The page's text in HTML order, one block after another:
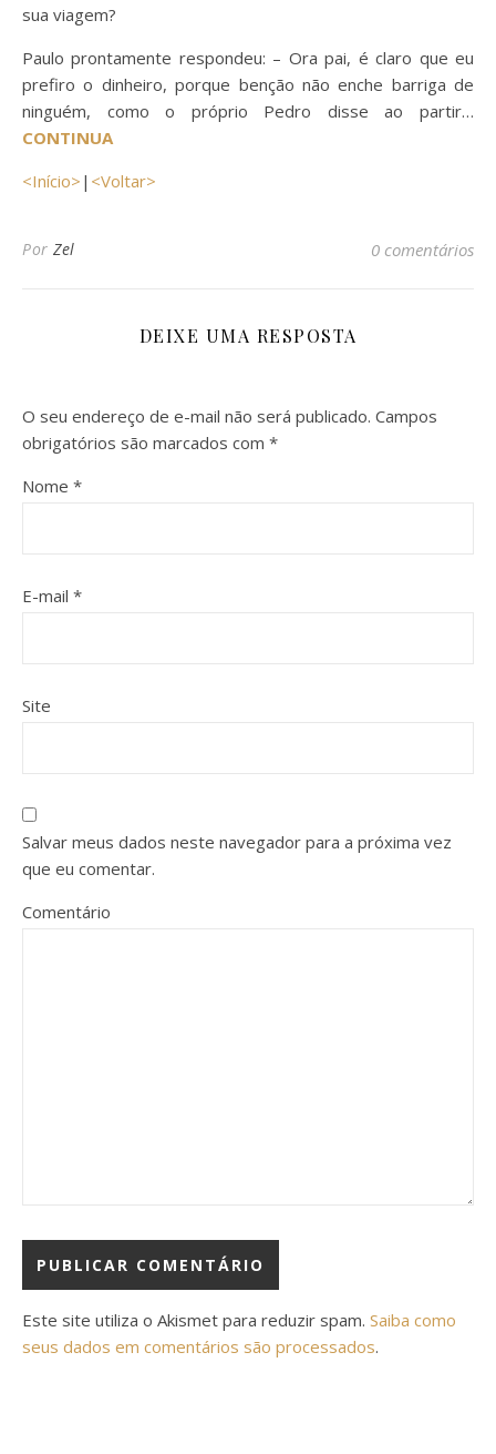
sua viagem?
Paulo prontamente respondeu: – Ora pai, é claro que eu
prefiro o dinheiro, porque benção não enche barriga de
ninguém, como o próprio Pedro disse ao partir…
CONTINUA
<Início> | <Voltar>
Por Zel 0 comentários
DEIXE UMA RESPOSTA
O seu endereço de e-mail não será publicado. Campos
obrigatórios são marcados com *
Nome *
E-mail *
Site
Salvar meus dados neste navegador para a próxima vez
que eu comentar.
Comentário
Este site utiliza o Akismet para reduzir spam. Saiba como
seus dados em comentários são processados.